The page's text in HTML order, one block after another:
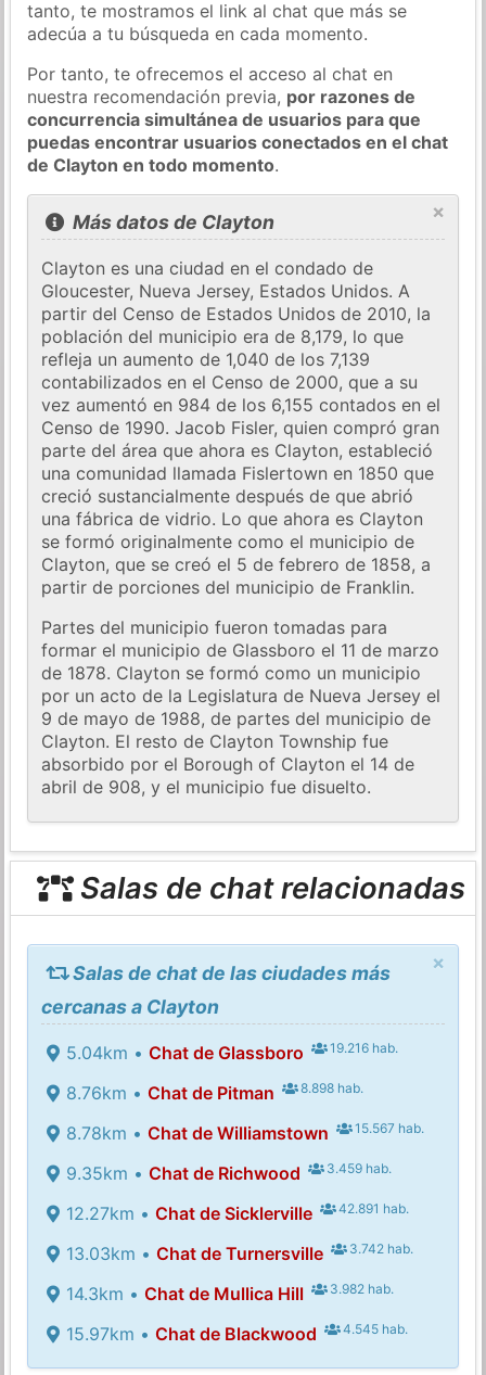
tanto, te mostramos el link al chat que más se
adecúa a tu búsqueda en cada momento.
Por tanto, te ofrecemos el acceso al chat en
nuestra recomendación previa, por razones de
concurrencia simultánea de usuarios para que
puedas encontrar usuarios conectados en el chat
de Clayton en todo momento.
×
Más datos de Clayton
Clayton es una ciudad en el condado de
Gloucester, Nueva Jersey, Estados Unidos. A
partir del Censo de Estados Unidos de 2010, la
población del municipio era de 8,179, lo que
refleja un aumento de 1,040 de los 7,139
contabilizados en el Censo de 2000, que a su
vez aumentó en 984 de los 6,155 contados en el
Censo de 1990. Jacob Fisler, quien compró gran
parte del área que ahora es Clayton, estableció
una comunidad llamada Fislertown en 1850 que
creció sustancialmente después de que abrió
una fábrica de vidrio. Lo que ahora es Clayton
se formó originalmente como el municipio de
Clayton, que se creó el 5 de febrero de 1858, a
partir de porciones del municipio de Franklin.
Partes del municipio fueron tomadas para
formar el municipio de Glassboro el 11 de marzo
de 1878. Clayton se formó como un municipio
por un acto de la Legislatura de Nueva Jersey el
9 de mayo de 1988, de partes del municipio de
Clayton. El resto de Clayton Township fue
absorbido por el Borough of Clayton el 14 de
abril de 908, y el municipio fue disuelto.
Salas de chat relacionadas
×
Salas de chat de las ciudades más
cercanas a Clayton
5.04km • Chat de Glassboro 19.216 hab.
8.76km • Chat de Pitman 8.898 hab.
8.78km • Chat de Williamstown 15.567 hab.
9.35km • Chat de Richwood 3.459 hab.
12.27km • Chat de Sicklerville 42.891 hab.
13.03km • Chat de Turnersville 3.742 hab.
14.3km • Chat de Mullica Hill 3.982 hab.
15.97km • Chat de Blackwood 4.545 hab.